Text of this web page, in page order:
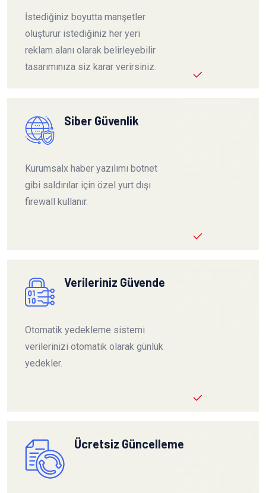
İstediğiniz boyutta manşetler
oluşturur istediğiniz her yeri
reklam alanı olarak belirleyebilir
tasarımınıza siz karar verirsiniz.
Siber Güvenlik
Kurumsalx haber yazılımı botnet
gibi saldırılar için özel yurt dışı
firewall kullanır.
Verileriniz Güvende
Otomatik yedekleme sistemi
verilerinizi otomatik olarak günlük
yedekler.
Ücretsiz Güncelleme